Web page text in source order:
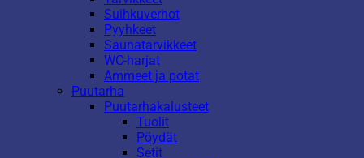
Suihkuverhot
Pyyhkeet
Saunatarvikkeet
WC-harjat
Ammeet ja potat
Puutarha
Puutarhakalusteet
Tuolit
Pöydät
Setit